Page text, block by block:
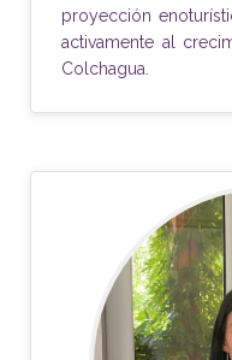
proyección
activamente al
Colchagua.